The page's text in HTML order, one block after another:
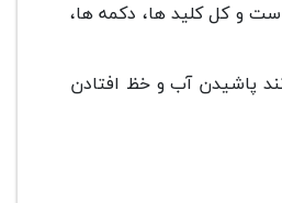
و کل کلید ها، دکمه ها،
پاشیدن آب و خظ افتادن